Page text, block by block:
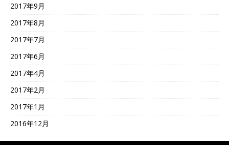
2017年9月
2017年8月
2017年7月
2017年6月
2017年4月
2017年2月
2017年1月
2016年12月